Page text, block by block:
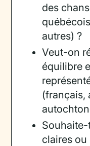
des
autres) ?
Veut-on
équilibre
(français,
claires ou